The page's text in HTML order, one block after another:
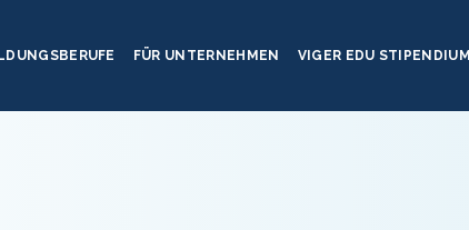
FÜR UNTERNEHMEN VIGER EDU STIPENDIUM